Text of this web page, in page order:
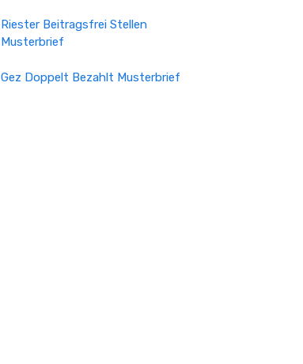
Riester Beitragsfrei Stellen
Musterbrief
Gez Doppelt Bezahlt Musterbrief